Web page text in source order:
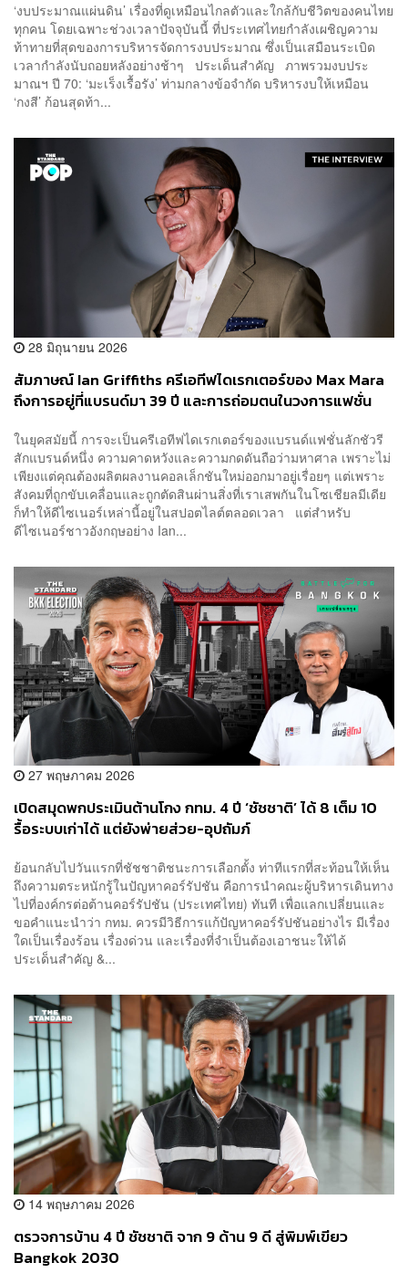
‘งบประมาณแผ่นดิน’ เรื่องที่ดูเหมือนไกลตัวและใกล้กับชีวิตของคนไทย
ทุกคน โดยเฉพาะช่วงเวลาปัจจุบันนี้ ที่ประเทศไทยกำลังเผชิญความ
ท้าทายที่สุดของการบริหารจัดการงบประมาณ ซึ่งเป็นเสมือนระเบิด
เวลากำลังนับถอยหลังอย่างช้าๆ ประเด็นสำคัญ ภาพรวมงบประ
มาณฯ ปี 70: ‘มะเร็งเรื้อรัง’ ท่ามกลางข้อจำกัด บริหารงบให้เหมือน
‘กงสี’ ก้อนสุดท้า...
28 มิถุนายน 2026
สัมภาษณ์ Ian Griffiths ครีเอทีฟไดเรกเตอร์ของ Max Mara
ถึงการอยู่ที่แบรนด์มา 39 ปี และการถ่อมตนในวงการแฟชั่น
ในยุคสมัยนี้ การจะเป็นครีเอทีฟไดเรกเตอร์ของแบรนด์แฟชั่นลักชัวรี
สักแบรนด์หนึ่ง ความคาดหวังและความกดดันถือว่ามหาศาล เพราะไม่
เพียงแต่คุณต้องผลิตผลงานคอลเล็กชันใหม่ออกมาอยู่เรื่อยๆ แต่เพราะ
สังคมที่ถูกขับเคลื่อนและถูกตัดสินผ่านสิ่งที่เราเสพกันในโซเชียลมีเดีย
ก็ทำให้ดีไซเนอร์เหล่านี้อยู่ในสปอตไลต์ตลอดเวลา แต่สำหรับ
ดีไซเนอร์ชาวอังกฤษอย่าง Ian...
27 พฤษภาคม 2026
เปิดสมุดพกประเมินต้านโกง กทม. 4 ปี ‘ชัชชาติ’ ได้ 8 เต็ม 10
รื้อระบบเก่าได้ แต่ยังพ่ายส่วย-อุปถัมภ์
ย้อนกลับไปวันแรกที่ชัชชาติชนะการเลือกตั้ง ท่าทีแรกที่สะท้อนให้เห็น
ถึงความตระหนักรู้ในปัญหาคอร์รัปชัน คือการนำคณะผู้บริหารเดินทาง
ไปที่องค์กรต่อต้านคอร์รัปชัน (ประเทศไทย) ทันที เพื่อแลกเปลี่ยนและ
ขอคำแนะนำว่า กทม. ควรมีวิธีการแก้ปัญหาคอร์รัปชันอย่างไร มีเรื่อง
ใดเป็นเรื่องร้อน เรื่องด่วน และเรื่องที่จำเป็นต้องเอาชนะให้ได้
ประเด็นสำคัญ &...
14 พฤษภาคม 2026
ตรวจการบ้าน 4 ปี ชัชชาติ จาก 9 ด้าน 9 ดี สู่พิมพ์เขียว
Bangkok 2030